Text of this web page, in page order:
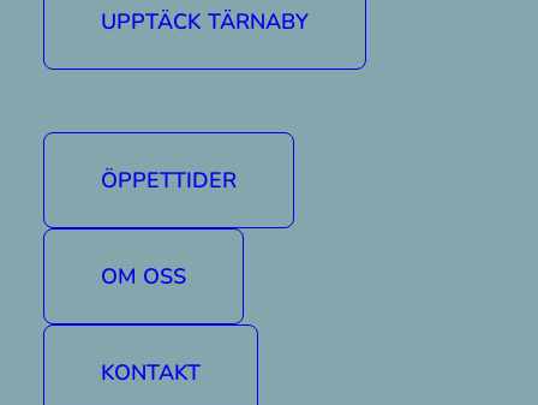
UPPTÄCK TÄRNABY
ÖPPETTIDER
OM OSS
KONTAKT
Välkomna till Tärnaby!
Fjällvindens hemsida »
Fakta om Ingemartrofén
Ingemartrofén är Sveriges enda
med ca 300 deltagare mellan 11-16 år från
hela världen, Ingemartrofén ingår i en grupp